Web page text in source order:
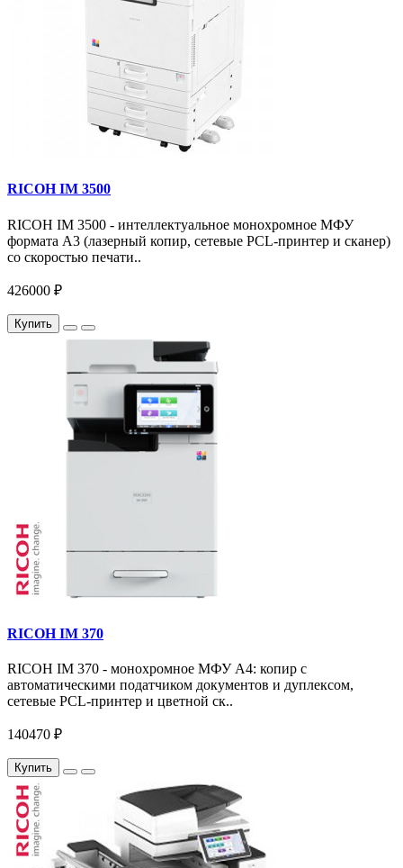
RICOH IM 3500
RICOH IM 3500 - интеллектуальное монохромное МФУ
формата А3 (лазерный копир, сетевые PCL-принтер и сканер)
со скоростью печати..
426000 ₽
Купить
RICOH IM 370
RICOH IM 370 - монохромное МФУ A4: копир с
автоматическими податчиком документов и дуплексом,
сетевые PCL-принтер и цветной ск..
140470 ₽
Купить